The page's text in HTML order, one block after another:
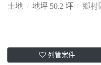
土地 地坪 50.2 坪 鄉村
列管案件